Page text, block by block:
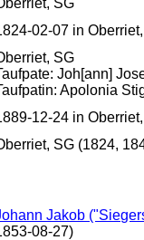
SG
02-07 in
SG
Joh[ann]
Apolonia
12-24 in
SG (1824,
Jakob
08-27)